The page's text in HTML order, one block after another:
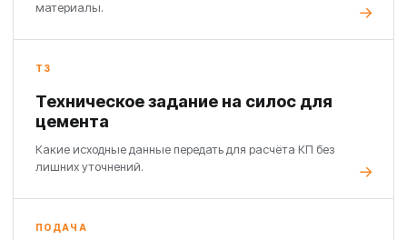
материалы.
ТЗ
Техническое задание на силос для
цемента
Какие исходные данные передать для расчёта КП без
лишних уточнений.
ПОДАЧА